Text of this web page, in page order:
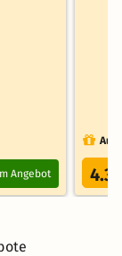
Angebot 4.3